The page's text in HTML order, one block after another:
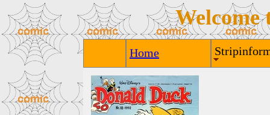
Welcome
Home